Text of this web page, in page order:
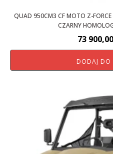
QUAD 950CM3 CF MOTO Z-
CZARNY
73 900,00
DODAJ DO